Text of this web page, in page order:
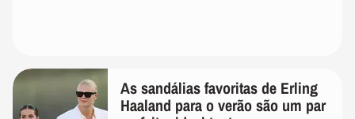
As sandálias favoritas de Erling
Haaland para o verão são um par